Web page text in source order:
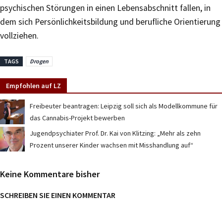
psychischen Störungen in einen Lebensabschnitt fallen, in
dem sich Persönlichkeitsbildung und berufliche Orientierung
vollziehen.
TAGS Drogen
Empfohlen auf LZ
Freibeuter beantragen: Leipzig soll sich als Modellkommune für
das Cannabis-Projekt bewerben
Jugendpsychiater Prof. Dr. Kai von Klitzing: „Mehr als zehn
Prozent unserer Kinder wachsen mit Misshandlung auf“
Keine Kommentare bisher
SCHREIBEN SIE EINEN KOMMENTAR